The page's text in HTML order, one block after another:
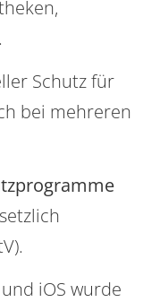
Schutz für
bei mehreren
iOS wurde